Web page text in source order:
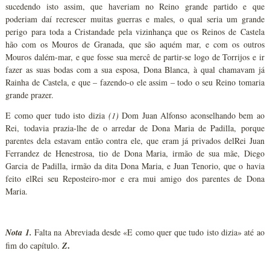
sucedendo isto assim, que haveriam no Reino grande partido e que
poderiam daí recrescer muitas guerras e males, o qual seria um grande
perigo para toda a Cristandade pela vizinhança que os Reinos de Castela
hão com os Mouros de Granada, que são aquém mar, e com os outros
Mouros dalém-mar, e que fosse sua mercê de partir-se logo de Torrijos e ir
fazer as suas bodas com a sua esposa, Dona Blanca, à qual chamavam já
Rainha de Castela, e que – fazendo-o ele assim – todo o seu Reino tomaria
grande prazer.
E como quer tudo isto dizia (1) Dom Juan Alfonso aconselhando bem ao
Rei, todavia prazia-lhe de o arredar de Dona Maria de Padilla, porque
parentes dela estavam então contra ele, que eram já privados delRei Juan
Ferrandez de Henestrosa, tio de Dona Maria, irmão de sua mãe, Diego
Garcia de Padilla, irmão da dita Dona Maria, e Juan Tenorio, que o havia
feito elRei seu Reposteiro-mor e era mui amigo dos parentes de Dona
Maria.
Nota 1. Falta na Abreviada desde «E como quer que tudo isto dizia» até ao
fim do capítulo.Z.